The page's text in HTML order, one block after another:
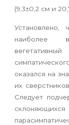
(9,3±0,2 см и
наиболее
оказался на
их
Следует
склоняющихся